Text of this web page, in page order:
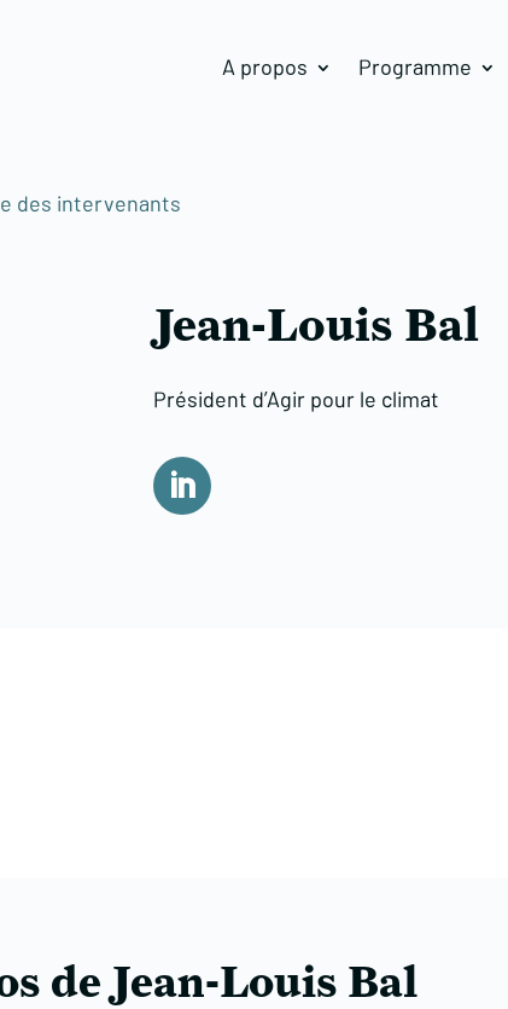
A propos Programme
des intervenants
Jean-Louis Bal
Président d’Agir pour le climat
de Jean-Louis Bal